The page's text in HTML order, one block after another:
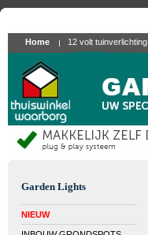
Home 12 volt tuinverlichting
Garden Lights
NIEUW